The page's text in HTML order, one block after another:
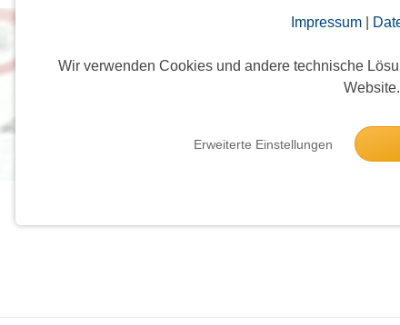
Impressum|
Wir verwenden Cookies und andere technische
Website.
Erweiterte Einstellungen